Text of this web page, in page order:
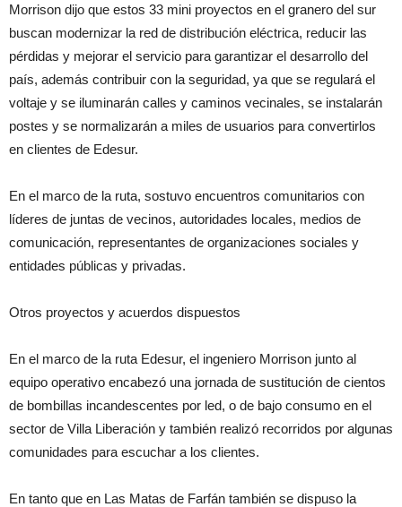
Morrison dijo que estos 33 mini proyectos en el granero del sur
buscan modernizar la red de distribución eléctrica, reducir las
pérdidas y mejorar el servicio para garantizar el desarrollo del
país, además contribuir con la seguridad, ya que se regulará el
voltaje y se iluminarán calles y caminos vecinales, se instalarán
postes y se normalizarán a miles de usuarios para convertirlos
en clientes de Edesur.
En el marco de la ruta, sostuvo encuentros comunitarios con
líderes de juntas de vecinos, autoridades locales, medios de
comunicación, representantes de organizaciones sociales y
entidades públicas y privadas.
Otros proyectos y acuerdos dispuestos
En el marco de la ruta Edesur, el ingeniero Morrison junto al
equipo operativo encabezó una jornada de sustitución de cientos
de bombillas incandescentes por led, o de bajo consumo en el
sector de Villa Liberación y también realizó recorridos por algunas
comunidades para escuchar a los clientes.
En tanto que en Las Matas de Farfán también se dispuso la